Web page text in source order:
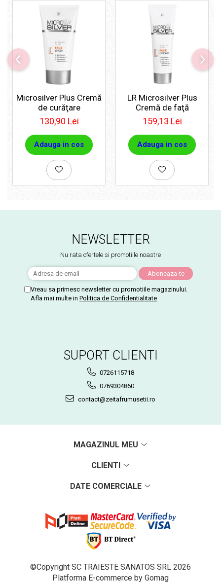
Microsilver Plus Cremă
de curăţare
130,90 Lei
Adauga in cos
LR Microsilver Plus
Cremă de faţă
159,13 Lei
Adauga in cos
NEWSLETTER
Nu rata ofertele si promotiile noastre
Vreau sa primesc newsletter cu promotiile magazinului.
Afla mai multe in Politica de Confidentialitate
SUPORT CLIENTI
0726115718
0769304860
contact@zeitafrumusetii.ro
MAGAZINUL MEU
CLIENTI
DATE COMERCIALE
©Copyright SC TRAIESTE SANATOS SRL 2026
Platforma E-commerce by Gomag